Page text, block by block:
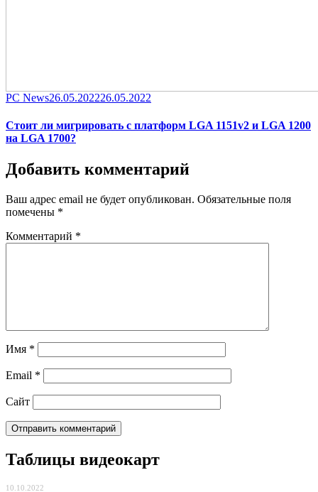
Category
PC NewsPosted
26.05.202226.05.2022
Стоит ли мигрировать с платформ LGA 1151v2 и LGA 1200
на LGA 1700?
Добавить комментарий
Ваш адрес email не будет опубликован. Обязательные поля
помечены *
Комментарий *
Имя *
Email *
Сайт
Таблицы видеокарт
10.10.2022